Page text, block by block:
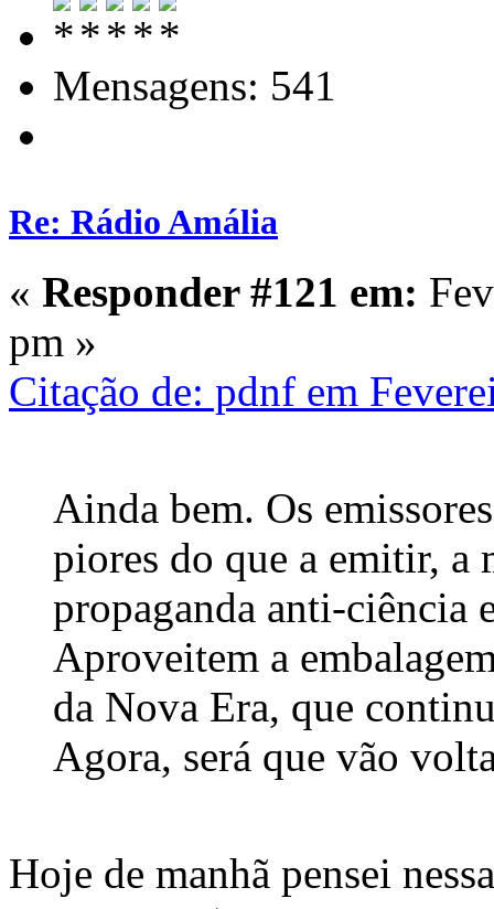
Mensagens: 541
Re: Rádio Amália
« Responder #121 em:
pm »
Citação de: pdnf em
Ainda bem. Os
piores do que a emitir, a
propaganda anti-ciência
Aproveitem a
da Nova Era, que
Agora, será que vão
Hoje de manhã pensei